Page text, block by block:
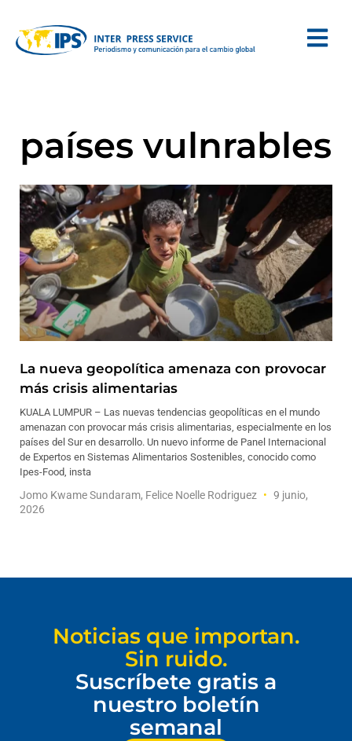
países vulnrables
La nueva geopolítica amenaza con provocar
más crisis alimentarias
KUALA LUMPUR – Las nuevas tendencias geopolíticas en el mundo
amenazan con provocar más crisis alimentarias, especialmente en los
países del Sur en desarrollo. Un nuevo informe de Panel Internacional
de Expertos en Sistemas Alimentarios Sostenibles, conocido como
Ipes-Food, insta
Jomo Kwame Sundaram, Felice Noelle Rodriguez
9 junio,
2026
Noticias que importan.
Sin ruido.
Suscríbete gratis a
nuestro boletín
semanal